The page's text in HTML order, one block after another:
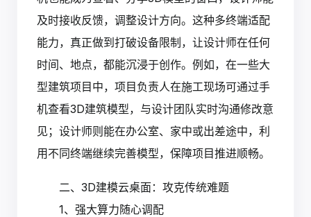
及时接收反馈，调整设计方向。这种多终端适配
能力，真正做到打破设备限制，让设计师在任何
时间、地点，都能沉浸于创作。例如，在一些大
型建筑项目中，项目负责人在施工现场可通过手
机查看3D建筑模型，与设计团队实时沟通修改意
见；设计师则能在办公室、家中或出差途中，利
用不同终端继续完善模型，保障项目推进顺畅。
二、3D建模云桌面：攻克传统难题
1、强大算力随心调配